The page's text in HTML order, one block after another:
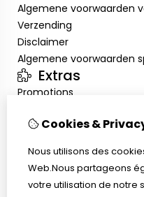
Algemene voorwaarden
Verzending
Disclaimer
Algemene voorwaarden
Extras
Promotions
Inloggen
Service client
Cookies &
Nous utilisons des
Web.Nous partageons
votre utilisation de notre